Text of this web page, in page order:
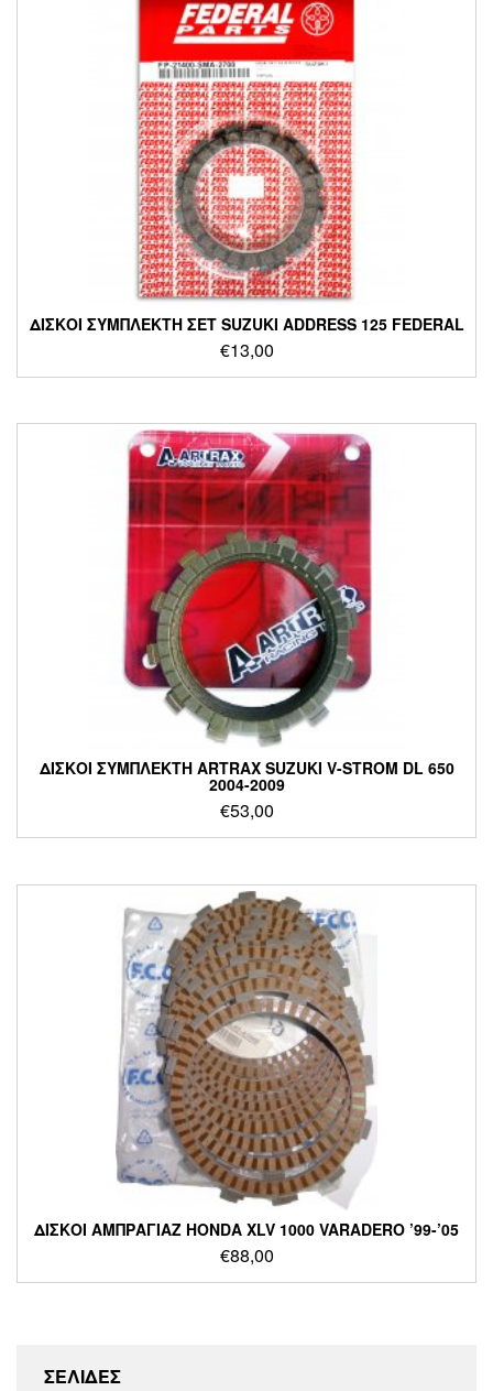
ΔΙΣΚΟΙ ΣΥΜΠΛΕΚΤΗ ΣΕΤ SUZUKI ADDRESS 125 FEDERAL
€13,00
ΔΙΣΚΟΙ ΣΥΜΠΛΕΚΤΗ ARTRAX SUZUKI V-STROM DL 650
2004-2009
€53,00
ΔΙΣΚΟΙ ΑΜΠΡΑΓΙΑΖ HONDA XLV 1000 VARADERO ’99-’05
€88,00
ΣΕΛΙΔΕΣ